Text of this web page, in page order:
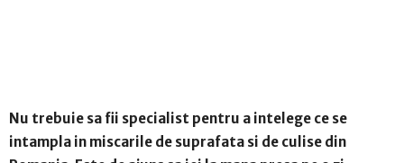
Nu trebuie sa fii specialist pentru a intelege ce se
intampla in miscarile de suprafata si de culise din